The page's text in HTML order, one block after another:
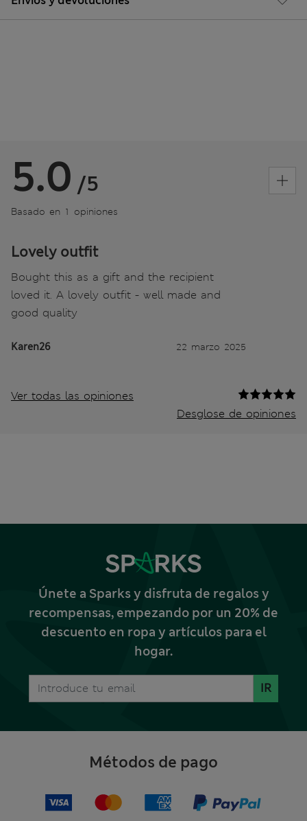
5.0 /5
Basado en 1 opiniones
Lovely outfit
Bought this as a gift and the recipient
loved it. A lovely outfit - well made and
good quality
Karen26 22 marzo 2025
Ver todas las opiniones
Desglose de opiniones
Únete a Sparks y disfruta de regalos y
recompensas, empezando por un 20% de
descuento en ropa y artículos para el
hogar.
IR
Métodos de pago